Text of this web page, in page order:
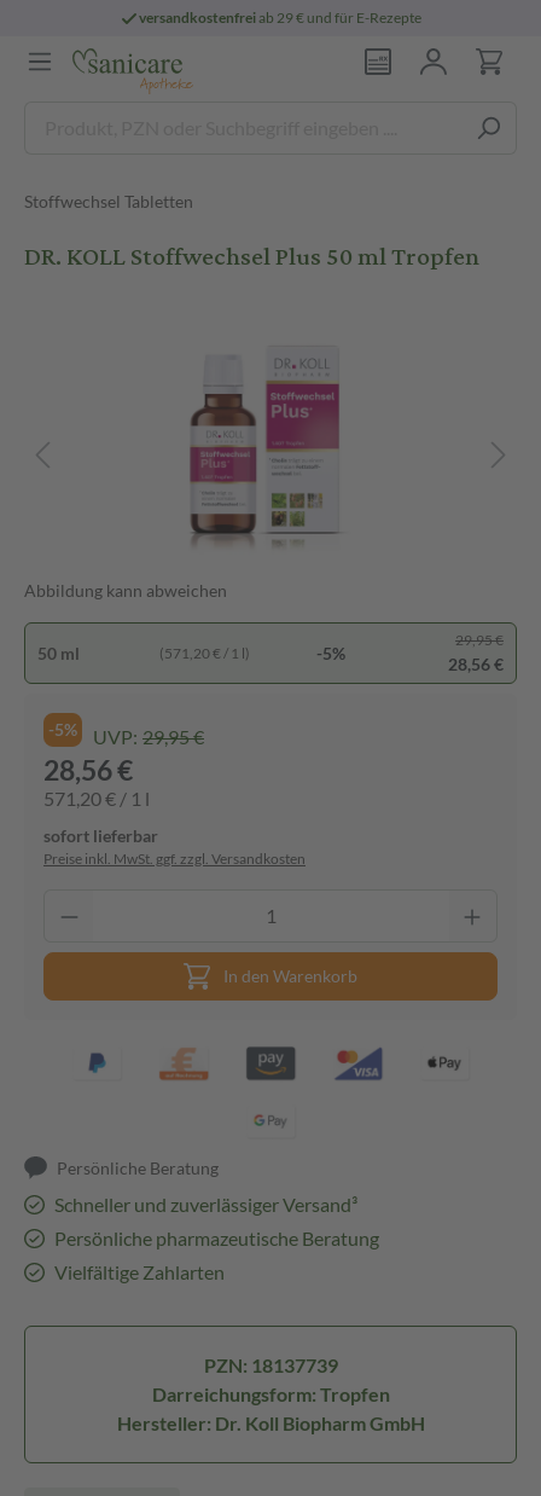
versandkostenfreiab 29 € und für E-Rezepte
Stoffwechsel Tabletten
DR. KOLL Stoffwechsel Plus 50 ml Tropfen
Abbildung kann abweichen
50 ml (571,20 € / 1 l) -5%
29,95 €
28,56 €
-5% UVP: 29,95 €
28,56 €
571,20 € / 1 l
sofort lieferbar
Preise inkl. MwSt. ggf. zzgl. Versandkosten
In den Warenkorb
Persönliche Beratung
Schneller und zuverlässiger Versand³
Persönliche pharmazeutische Beratung
Vielfältige Zahlarten
PZN: 18137739
Darreichungsform: Tropfen
Hersteller: Dr. Koll Biopharm GmbH